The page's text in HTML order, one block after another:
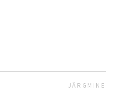
JÄRGMINE